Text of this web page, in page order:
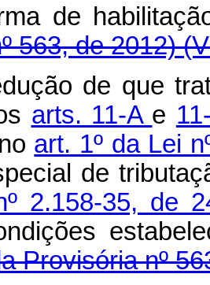
de
563, de 2012)
de que
arts. 11-A e
art. 1º da Lei
de
2.158-35, de
Provisória nº